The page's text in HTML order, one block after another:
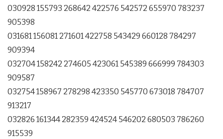
030928 155793 268642 422576 542572 655970 783237
905398
031681 156081 271601 422758 543429 660128 784297
909394
032704 158242 274605 423061 545389 666999 784303
909587
032754 158967 278298 423350 545770 673018 784707
913217
032826 161344 282359 424524 546202 680503 786260
915539